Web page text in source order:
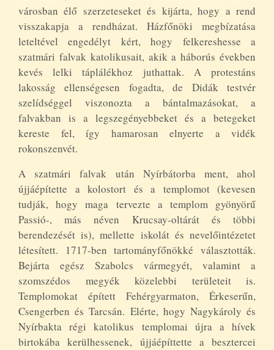
városban élő szerzeteseket és kijárta, hogy a rend
visszakapja a rendházat. Házfőnöki megbízatása
leteltével engedélyt kért, hogy felkereshesse a
szatmári falvak katolikusait, akik a háborús években
kevés lelki táplálékhoz juthattak. A protestáns
lakosság ellenségesen fogadta, de Didák testvér
szelídséggel viszonozta a bántalmazásokat, a
falvakban is a legszegényebbeket és a betegeket
kereste fel, így hamarosan elnyerte a vidék
rokonszenvét.
A szatmári falvak után Nyírbátorba ment, ahol
újjáépítette a kolostort és a templomot (kevesen
tudják, hogy maga tervezte a templom gyönyörű
Passió-, más néven Krucsay-oltárát és többi
berendezését is), mellette iskolát és nevelőintézetet
létesített. 1717-ben tartományfőnökké választották.
Bejárta egész Szabolcs vármegyét, valamint a
szomszédos megyék közelebbi területeit is.
Templomokat épített Fehérgyarmaton, Érkeserűn,
Csengerben és Tarcsán. Elérte, hogy Nagykároly és
Nyírbakta régi katolikus templomai újra a hívek
birtokába kerülhessenek, újjáépíttette a besztercei